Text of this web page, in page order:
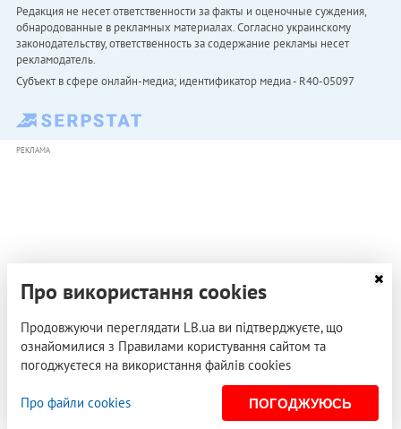
Редакция не несет ответственности за факты и оценочные суждения,
обнародованные в рекламных материалах. Согласно украинскому
законодательству, ответственность за содержание рекламы несет
рекламодатель.
Субъект в сфере онлайн-медиа; идентификатор медиа - R40-05097
РЕКЛАМА
Про використання cookies
Продовжуючи переглядати LB.ua ви підтверджуєте, що
ознайомилися з Правилами користування сайтом та
погоджуєтеся на використання файлів cookies
Про файли cookies ПОГОДЖУЮСЬ